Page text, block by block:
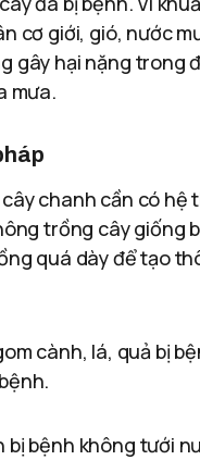
cơ giới, gió, nước
gây hại nặng trong
mưa.
chanh cần có hệ
trồng cây giống
quá dày để tạo
cành, lá, quả bị
bị bệnh không tưới